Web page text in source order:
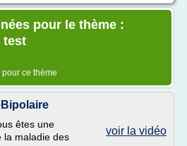
pour le thème :
test
pour ce thème
voir la vidéo
êtes une
la maladie des